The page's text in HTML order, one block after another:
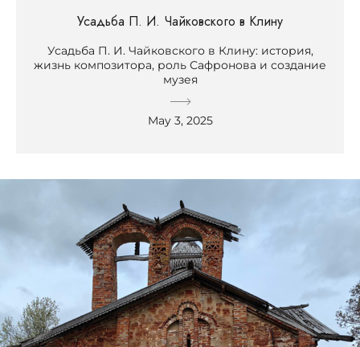
Усадьба П. И. Чайковского в Клину
Усадьба П. И. Чайковского в Клину: история,
жизнь композитора, роль Сафронова и создание
музея
May 3, 2025